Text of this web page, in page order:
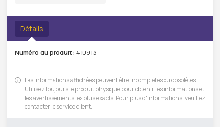
Détails
Numéro du produit: 410913
Les informations affichées peuvent être incomplètes ou obsolètes.
Utilisez toujours le produit physique pour obtenir les informations et
les avertissements les plus exacts. Pour plus d'informations, veuillez
contacter le service client.